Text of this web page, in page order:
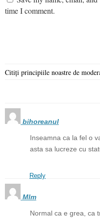
time I comment.
Citiți principiile noastre de
bihoreanul
Inseamna ca la fel o
asta sa lucreze cu
Reply
Mlm
Normal ca e grea, ca